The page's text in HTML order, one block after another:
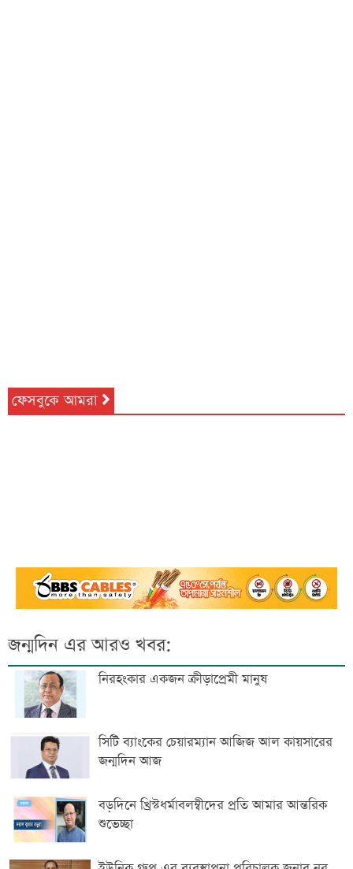
ফেসবুকে আমরা
জন্মদিন এর আরও খবর:
নিরহংকার একজন ক্রীড়াপ্রেমী মানুষ
সিটি ব্যাংকের চেয়ারম্যান আজিজ আল কায়সারের
জন্মদিন আজ
বড়দিনে খ্রিস্টধর্মাবলম্বীদের প্রতি আমার আন্তরিক
শুভেচ্ছা